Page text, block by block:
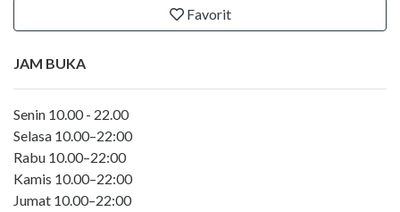
Favorit
JAM BUKA
Senin 10.00 - 22.00
Selasa 10.00–22:00
Rabu 10.00–22:00
Kamis 10.00–22:00
Jumat 10.00–22:00